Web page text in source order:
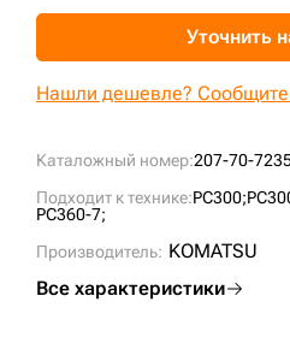
Каталожный номер:207-70-
Подходит к технике:PC300;
PC360-7;
Производитель: KOMATSU
Все характеристики
Уточнить
Нашли дешевле?